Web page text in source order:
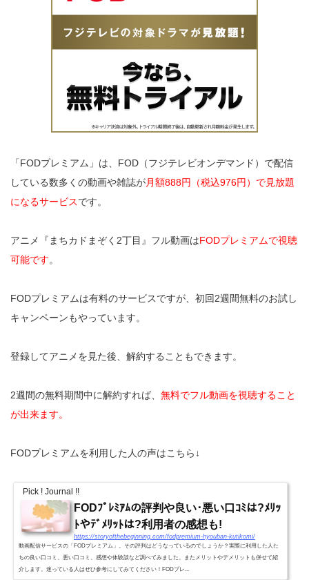
「FODプレミアム」は、FOD（フジテレビオンデマンド）で配信
している数多くの動画や雑誌が月額888円（税込976円）で見放題
になるサービスです。
アニメ『まちカドまぞく2丁目』フル動画はFODプレミアムで視聴
可能です。
FODプレミアムは有料のサービスですが、初回2週間無料のお試し
キャンペーンもやっています。
登録してアニメを見た後、解約することもできます。
2週間の無料期間中に解約すれば、 無料でフル動画を視聴すること
が出来ます。
FODプレミアムを利用した人の声はこちら↓
Pick ! Journal !!
FODﾌﾟﾚﾐｱﾑの評判や良い･悪い口ｺﾐは?ﾒﾘｯ
ﾄやﾃﾞﾒﾘｯﾄは?利用者の感想も!
https://storyofthebeginning.com/fodpremium-hyouban-kutikomi/
動画配信サービスの「FODプレミアム」。その評判はどうなっているのでしょうか？実際に利用した人た
ちの良い口コミ、悪い口コミ、感想や体験談など調べてみました。またメリットやデメリットも併せて紹
介します。迷っている人はぜひ参考にしてみてください！FODプレ...